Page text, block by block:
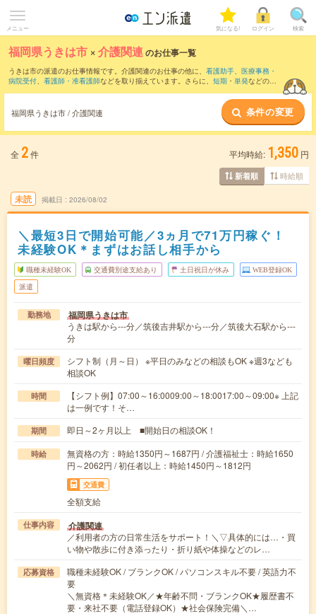
メニュー 気になる! ログイン 検索
福岡県うきは市 ×介護関連のお仕事一覧
うきは市の派遣のお仕事情報です。介護関連のお仕事の他に、 看護助手、 医療事務・
病院受付、 看護師・准看護師などを取り揃えています。さらに、 短期 ・ 単発などの期
福岡県うきは市 / 介護関連 条件の変更
全 2件 平均時給: 1,350 円
新着順 時給順
未読 掲載日 2026/08/02
＼最短3日で開始可能／3ヵ月で71万円稼ぐ！
未経験OK＊まずはお話し相手から
職種未経験OK 交通費別途支給あり 土日祝日が休み WEB登録OK
派遣
勤務地 福岡県うきは市
うきは駅から---分／筑後吉井駅から---分／筑後大石駅から---
分
曜日頻度
シフト制（月～日） ※平日のみなどの相談もOK ※週3なども
相談OK
時間
【シフト例】07:00～16:0009:00～18:0017:00～09:00※ 上記
は一例です！そ…
期間 即日～2ヶ月以上 ■開始日の相談OK！
時給
無資格の方：時給1350円～1687円 / 介護福祉士：時給1650
円～2062円 / 初任者以上：時給1450円～1812円
交通費
全額支給
仕事内容 介護関連
／利用者の方の日常生活をサポート！＼▽具体的には…・買
い物や散歩に付き添ったり・折り紙や体操などのレ…
応募資格
職種未経験OK / ブランクOK / パソコンスキル不要 / 英語力不
要
＼無資格＊未経験OK／★年齢不問・ブランクOK★履歴書不
要・来社不要（電話登録OK）★社会保険完備＼…